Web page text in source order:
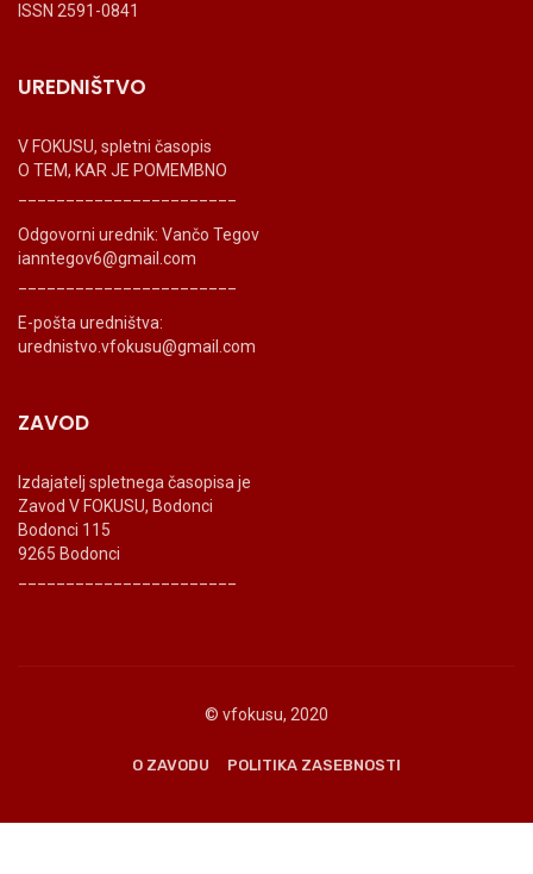
ISSN 2591-0841
UREDNIŠTVO
V FOKUSU, spletni časopis
O TEM, KAR JE POMEMBNO
Odgovorni urednik: Vančo Tegov
ianntegov6@gmail.com
E-pošta uredništva:
urednistvo.vfokusu@gmail.com
ZAVOD
Izdajatelj spletnega časopisa je
Zavod V FOKUSU, Bodonci
Bodonci 115
9265 Bodonci
© vfokusu, 2020
O ZAVODU POLITIKA ZASEBNOSTI